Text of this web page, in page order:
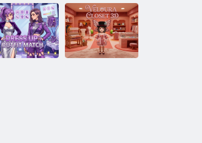
Sportsaison der
Moon League
Fashion
Makeover Dash